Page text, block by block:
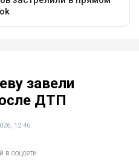
завели
ДТП
12:46
в соцсети